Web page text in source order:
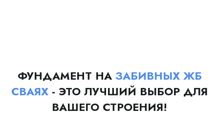
ФУНДАМЕНТ НА ЗАБИВНЫХ ЖБ
СВАЯХ - ЭТО ЛУЧШИЙ ВЫБОР ДЛЯ
ВАШЕГО СТРОЕНИЯ!